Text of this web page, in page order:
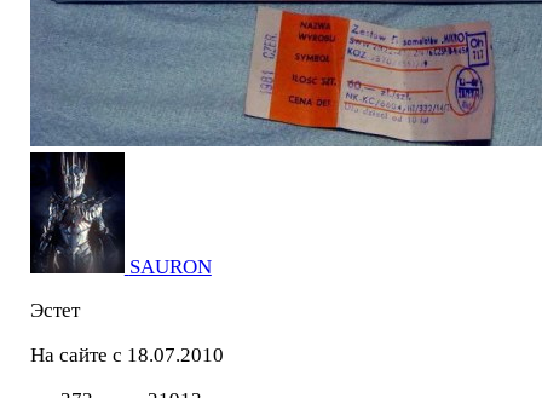
SAURON
Эстет
На сайте с 18.07.2010